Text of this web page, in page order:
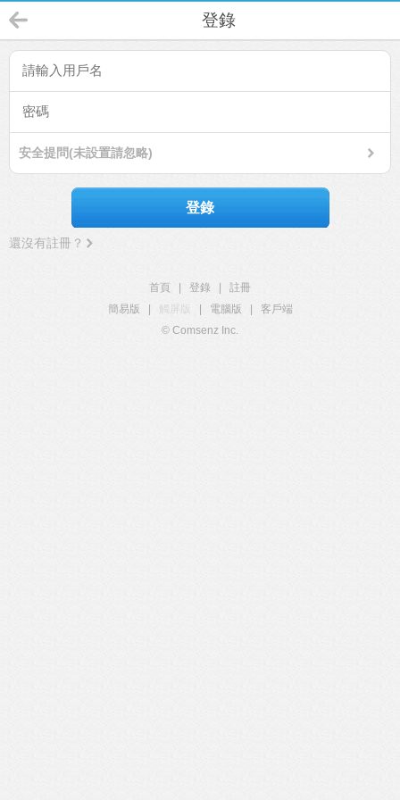
登錄
安全提問(未設置請忽略)
登錄
還沒有註冊？
首頁 登錄
註冊
簡易版
觸屏版 電腦版
客戶端
© Comsenz Inc.